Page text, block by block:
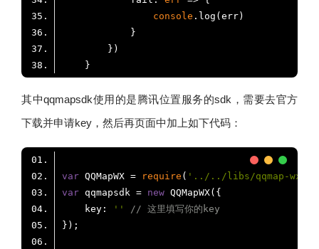
console
其中qqmapsdk使用的是腾讯位置服务的sdk，需要去官方
下载并申请key，然后再页面中加上如下代码：
var QQMapWX = require ( '../../libs/qqmap-wx-
var qqmapsdk = new
key : ''
// 这里填写你的key